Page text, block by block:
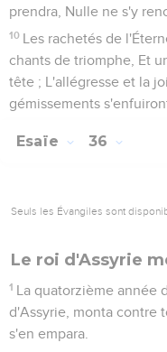
2 Il envoya Éliakim, chef
secrétaire, et les plus
sacs, vers Ésaïe, le
3 Et ils lui dirent : Ainsi
d'angoisse, de
près de sortir du sein
Rabschaké, que le roi
entendues. Fais donc
subsiste encore.
5 Les serviteurs du roi
6 Et Ésaïe leur dit : Voici